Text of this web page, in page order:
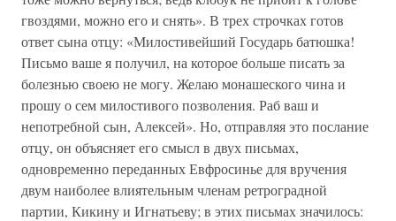
гвоздями, можно его и снять». В трех строчках готов
ответ сына отцу: «Милостивейший Государь батюшка!
Письмо ваше я получил, на которое больше писать за
болезнью своею не могу. Желаю монашеского чина и
прошу о сем милостивого позволения. Раб ваш и
непотребной сын, Алексей». Но, отправляя это послание
отцу, он объясняет его смысл в двух письмах,
одновременно переданных Евфросинье для вручения
двум наиболее влиятельным членам ретроградной
партии, Кикину и Игнатьеву; в этих письмах значилось: